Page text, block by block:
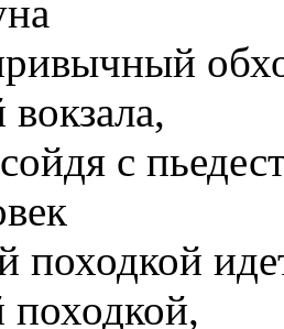
с
походкой